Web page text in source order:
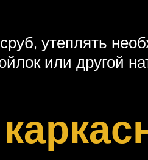
сруб, утеплять
или другой